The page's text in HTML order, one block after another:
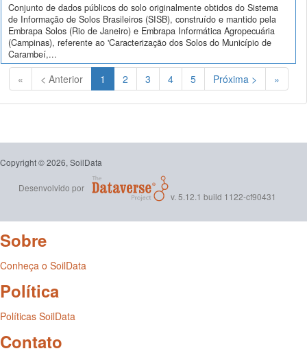
Conjunto de dados públicos do solo originalmente obtidos do Sistema
de Informação de Solos Brasileiros (SISB), construído e mantido pela
Embrapa Solos (Rio de Janeiro) e Embrapa Informática Agropecuária
(Campinas), referente ao 'Caracterização dos Solos do Município de
Carambeí,...
« < Anterior 1 (Atual)
2 3 4 5 Próxima > »
Copyright © 2026, SoilData
Desenvolvido por
v. 5.12.1 build 1122-cf90431
Sobre
Conheça o SoilData
Política
Políticas SoilData
Contato